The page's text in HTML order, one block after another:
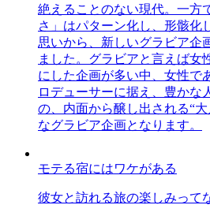
絶えることのない現代。一方
さ」はパターン化し、形骸化
思いから、新しいグラビア企
ました。グラビアと言えば女
にした企画が多い中、女性で
ロデューサーに据え、豊かな
の、内面から醸し出される“
なグラビア企画となります。
モテる宿にはワケがある
彼女と訪れる旅の楽しみっ